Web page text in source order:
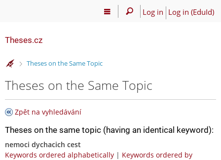
Log in Log in (EduId)
Theses.cz
>
Theses on the Same Topic
Theses on the Same Topic
Zpět na vyhledávání
Theses on the same topic (having an identical keyword):
nemoci dychacich cest
Keywords ordered alphabetically | Keywords ordered by